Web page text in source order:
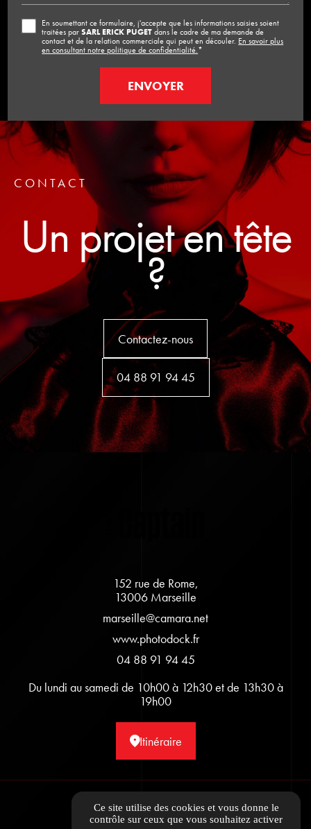
En soumettant ce formulaire, j'accepte que les informations saisies soient
traitées parSARL ERICK PUGETdans le cadre de ma demande de
contact et de la relation commerciale qui peut en découler. En savoir plus
en consultant notre politique de confidentialité.*
CONTACT
Un projet en tête
?
Contactez-nous
04 88 91 94 45
152 rue de Rome,
13006 Marseille
marseille@camara.net
www.photodock.fr
04 88 91 94 45
Du lundi au samedi de 10h00 à 12h30 et de 13h30 à
19h00
Itinéraire
Informations complémentaires
Mentions légales
Ce site utilise des cookies et vous donne le
contrôle sur ceux que vous souhaitez activer